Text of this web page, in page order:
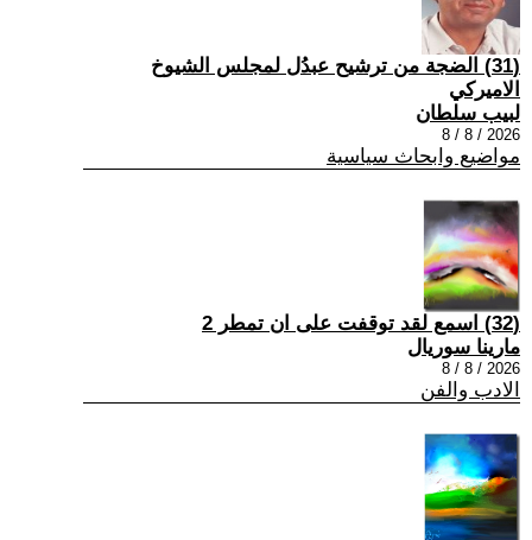
(31) الضجة من ترشيح عبدُل لمجلس الشيوخ
الاميركي
لبيب سلطان
2026 / 8 / 8
مواضيع وابحاث سياسية
(32) اسمع لقد توقفت على ان تمطر 2
مارينا سوريال
2026 / 8 / 8
الادب والفن